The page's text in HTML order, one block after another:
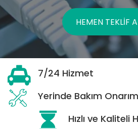
HEMEN TEKLIF
7/24 Hizmet
Yerinde Bakım Onarım
Hızlı ve Kaliteli